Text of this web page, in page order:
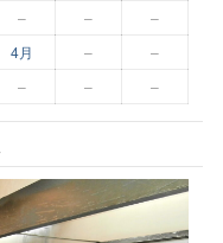
– – –
4月 –
–
– – –